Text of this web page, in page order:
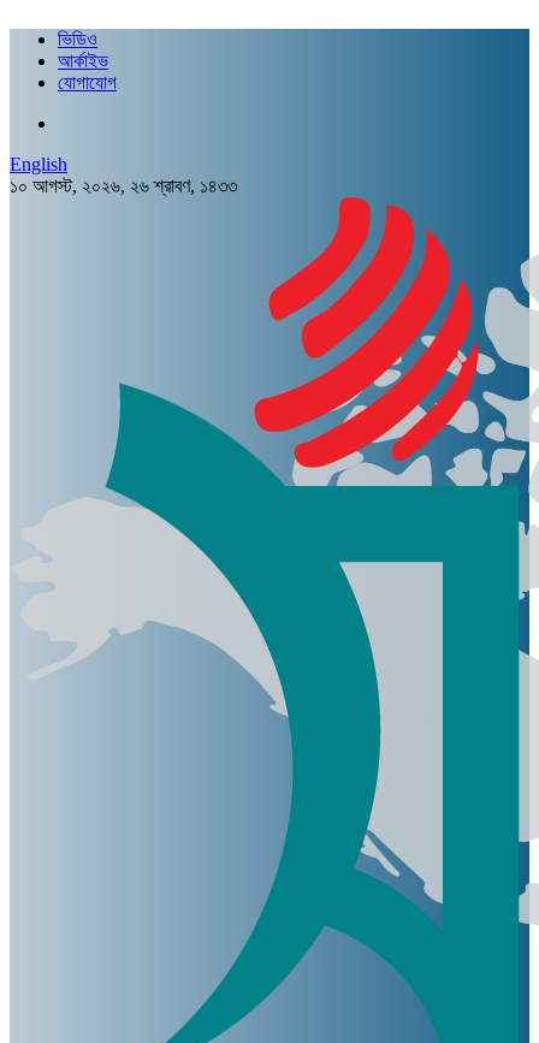
ভিডিও
আর্কাইভ
যোগাযোগ
English
১০ আগস্ট, ২০২৬, ২৬ শ্রাবণ, ১৪৩৩